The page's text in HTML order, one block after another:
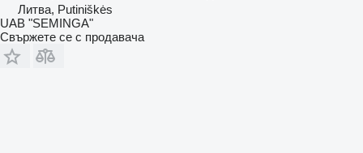
Литва, Putiniškės
UAB "SEMINGA"
Свържете се с продавача